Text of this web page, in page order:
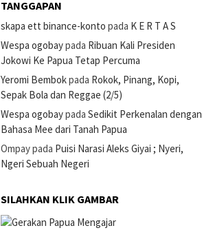
TANGGAPAN
skapa ett binance-konto pada K E R T A S
Wespa ogobaypada Ribuan Kali Presiden
Jokowi Ke Papua Tetap Percuma
Yeromi Bembokpada Rokok, Pinang, Kopi,
Sepak Bola dan Reggae (2/5)
Wespa ogobaypadaSedikit Perkenalan dengan
Bahasa Mee dari Tanah Papua
Ompaypada Puisi Narasi Aleks Giyai ; Nyeri,
Ngeri Sebuah Negeri
SILAHKAN KLIK GAMBAR